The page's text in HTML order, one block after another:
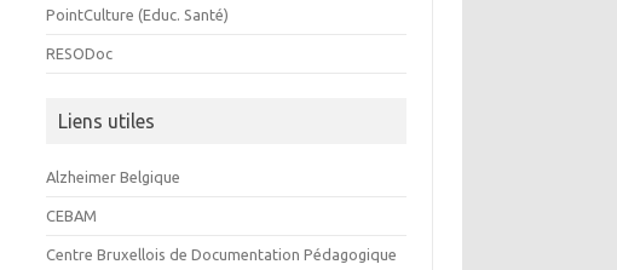
PointCulture (Educ. Santé)
RESODoc
Liens utiles
Alzheimer Belgique
CEBAM
Centre Bruxellois de Documentation Pédagogique